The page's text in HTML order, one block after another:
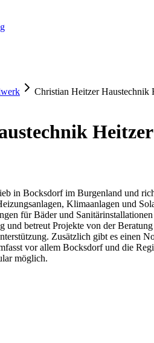
Christian Heitzer Haustechnik
Heitzer
in Bocksdorf im Burgenland und
Klimaanlagen und
für Bäder und
und betreut Projekte von der
Zusätzlich gibt es einen
vor allem Bocksdorf und die
möglich.